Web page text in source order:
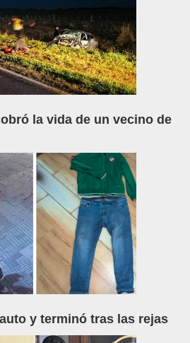
la vida de un vecino de
y terminó tras las rejas